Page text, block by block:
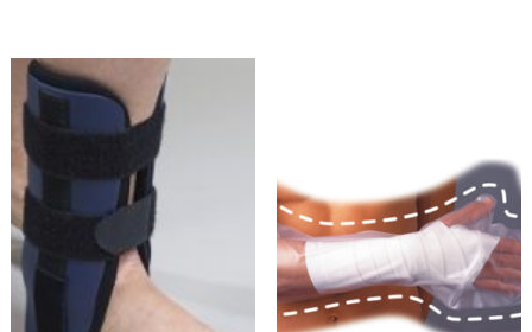
plusieurs
variations.
Les
options
peuvent
être
choisies
sur
options
peuvent
être
choisies
sur